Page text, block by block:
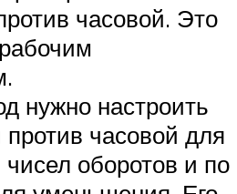
часовой. Это
нужно настроить
часовой для
оборотов и по